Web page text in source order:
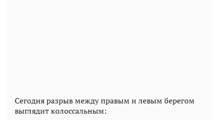
Сегодня разрыв между правым и левым берегом
выглядит колоссальным: